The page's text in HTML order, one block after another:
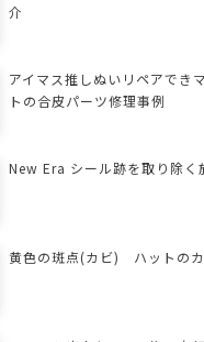
介
アイマス推しぬいリペアでき
トの合皮パーツ修理事例
New Era シール跡を取り除く
黄色の斑点(カビ) ハットのカ